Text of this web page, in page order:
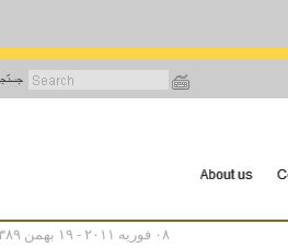
۰۸ فوریه ۲۰۱۱ - ۱۹ بهمن ۱۳۸۹